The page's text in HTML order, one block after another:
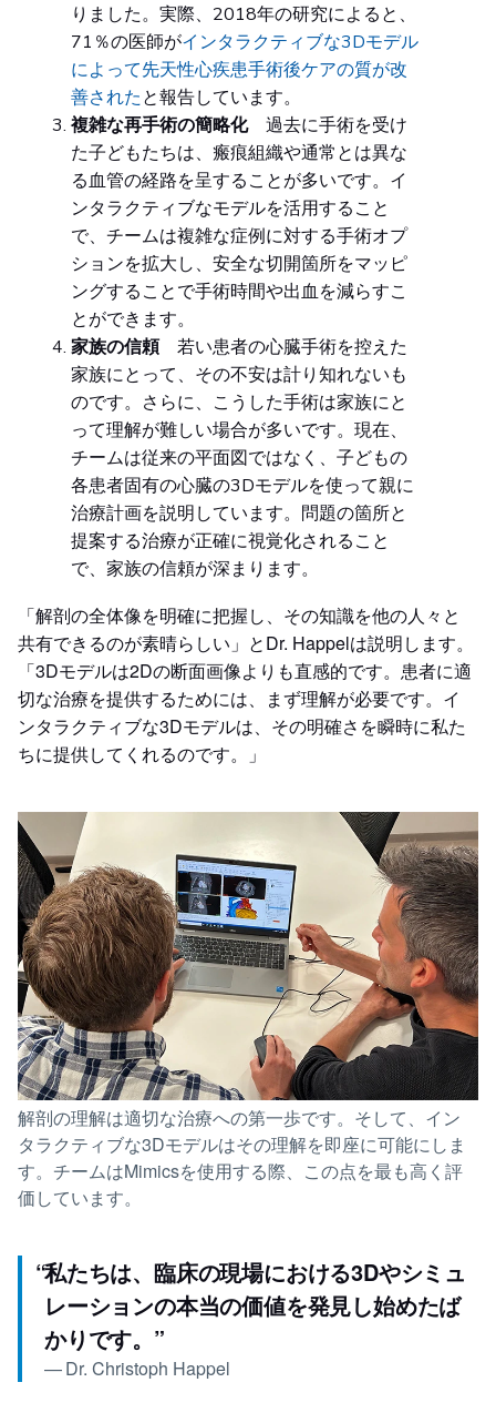
りました。実際、2018年の研究によると、
71％の医師がインタラクティブな3Dモデル
によって先天性心疾患手術後ケアの質が改
善されたと報告しています。
複雑な再手術の簡略化 過去に手術を受け
た子どもたちは、瘢痕組織や通常とは異な
る血管の経路を呈することが多いです。イ
ンタラクティブなモデルを活用すること
で、チームは複雑な症例に対する手術オプ
ションを拡大し、安全な切開箇所をマッピ
ングすることで手術時間や出血を減らすこ
とができます。
家族の信頼 若い患者の心臓手術を控えた
家族にとって、その不安は計り知れないも
のです。さらに、こうした手術は家族にと
って理解が難しい場合が多いです。現在、
チームは従来の平面図ではなく、子どもの
各患者固有の心臓の3Dモデルを使って親に
治療計画を説明しています。問題の箇所と
提案する治療が正確に視覚化されること
で、家族の信頼が深まります。
「解剖の全体像を明確に把握し、その知識を他の人々と
共有できるのが素晴らしい」とDr. Happelは説明します。
「3Dモデルは2Dの断面画像よりも直感的です。患者に適
切な治療を提供するためには、まず理解が必要です。イ
ンタラクティブな3Dモデルは、その明確さを瞬時に私た
ちに提供してくれるのです。」
解剖の理解は適切な治療への第一歩です。そして、イン
タラクティブな3Dモデルはその理解を即座に可能にしま
す。チームはMimicsを使用する際、この点を最も高く評
価しています。
“私たちは、臨床の現場における3Dやシミュ
レーションの本当の価値を発見し始めたば
かりです。 ”
—Dr. Christoph Happel